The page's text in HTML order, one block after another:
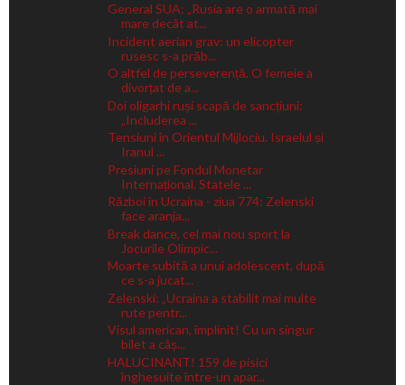
General SUA: „Rusia are o armată mai
mare decât at...
Incident aerian grav: un elicopter
rusesc s-a prăb...
O altfel de perseverență. O femeie a
divorțat de a...
Doi oligarhi ruși scapă de sancțiuni:
„Includerea ...
Tensiuni în Orientul Mijlociu. Israelul și
Iranul ...
Presiuni pe Fondul Monetar
Internațional. Statele ...
Război în Ucraina - ziua 774: Zelenski
face aranja...
Break dance, cel mai nou sport la
Jocurile Olimpic...
Moarte subită a unui adolescent, după
ce s-a jucat...
Zelenski: „Ucraina a stabilit mai multe
rute pentr...
Visul american, împlinit! Cu un singur
bilet a câș...
HALUCINANT! 159 de pisici
înghesuite între-un apar...